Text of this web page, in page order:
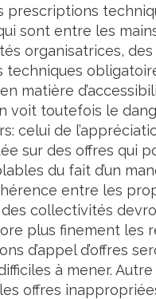
prescriptions
sont entre les
organisatrices, des
techniques
matière
voit toutefois le
celui de
sur des offres qui
du fait d’un
entre les
collectivités
plus finement les
d’appel d’offres
à mener. Autre
offres